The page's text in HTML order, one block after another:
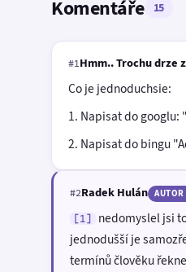
Komentáře 15
#1 Hmm.. Trochu drze
Co je jednoduchsie:
1. Napisat do googlu:
2. Napisat do bingu
#2Radek Hulán AUTOR
[1]
nedomyslel jsi
jednodušší je
termínů člověku